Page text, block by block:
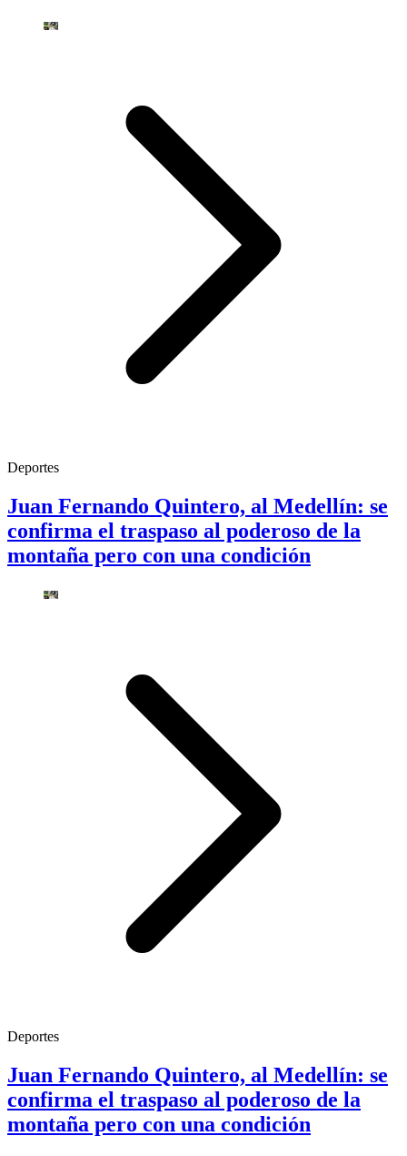
Deportes
Juan Fernando Quintero, al Medellín: se
confirma el traspaso al poderoso de la
montaña pero con una condición
Deportes
Juan Fernando Quintero, al Medellín: se
confirma el traspaso al poderoso de la
montaña pero con una condición